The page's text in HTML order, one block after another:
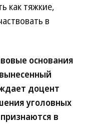
как тяжкие,
в
основания
доцент
уголовных
в